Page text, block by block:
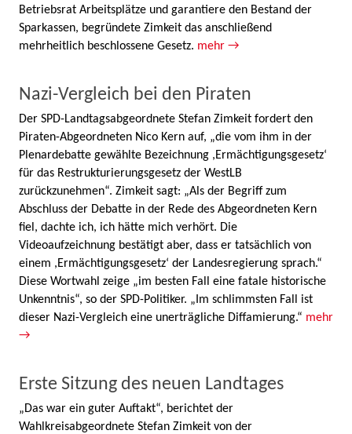
Betriebsrat Arbeitsplätze und garantiere den Bestand der
Sparkassen, begründete Zimkeit das anschließend
mehrheitlich beschlossene Gesetz. mehr →
Nazi-Vergleich bei den Piraten
Der SPD-Landtagsabgeordnete Stefan Zimkeit fordert den
Piraten-Abgeordneten Nico Kern auf, „die vom ihm in der
Plenardebatte gewählte Bezeichnung ,Ermächtigungsgesetz‘
für das Restrukturierungsgesetz der WestLB
zurückzunehmen“. Zimkeit sagt: „Als der Begriff zum
Abschluss der Debatte in der Rede des Abgeordneten Kern
fiel, dachte ich, ich hätte mich verhört. Die
Videoaufzeichnung bestätigt aber, dass er tatsächlich von
einem ,Ermächtigungsgesetz‘ der Landesregierung sprach.“
Diese Wortwahl zeige „im besten Fall eine fatale historische
Unkenntnis“, so der SPD-Politiker. „Im schlimmsten Fall ist
dieser Nazi-Vergleich eine unerträgliche Diffamierung.“ mehr
→
Erste Sitzung des neuen Landtages
„Das war ein guter Auftakt“, berichtet der
Wahlkreisabgeordnete Stefan Zimkeit von der